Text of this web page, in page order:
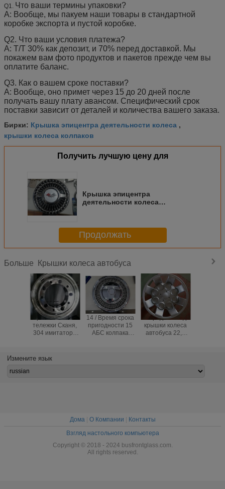
Q1. Что ваши термины упаковки?
А: Вообще, мы пакуем наши товары в стандартной
коробке экспорта и пустой коробке.
Q2. Что ваши условия платежа?
А: Т/Т 30% как депозит, и 70% перед доставкой. Мы
покажем вам фото продуктов и пакетов прежде чем вы
оплатите баланс.
Q3. Как о вашем сроке поставки?
А: Вообще, оно примет через 15 до 20 дней после
получать вашу плату авансом. Специфический срок
поставки зависит от деталей и количества вашего заказа.
Бирки: Крышка эпицентра деятельности колеса ,
крышки колеса колпаков
Получить лучшую цену для
Крышка эпицентра
деятельности колеса
материал 13/14 АБС крышек
эпицентра деятельности
автобуса дюйма
Продолжать
Больше Крышки колеса автобуса
Крышки колеса
тележки Сканя,
304 имитатора
нержавеющей
стали
14 / Время срока
пригодности 15
АБС колпака
Спереди и сзади
крышки колеса
автобуса 22,5
Измените язык
Дома| О Компании
Контакты
Взгляд настольного компьютера
Copyright © 2018 - 2024 busfrontglass.com.
All rights reserved.